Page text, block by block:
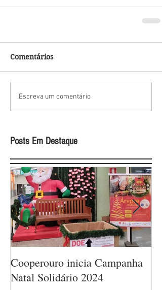
Comentários
Escreva um comentário
Posts Em Destaque
Cooperouro inicia Campanha
Natal Solidário 2024